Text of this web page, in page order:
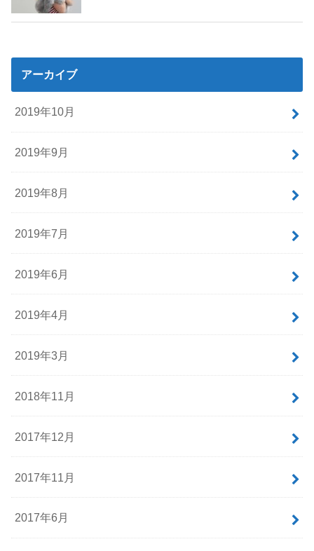
アーカイブ
2019年10月
2019年9月
2019年8月
2019年7月
2019年6月
2019年4月
2019年3月
2018年11月
2017年12月
2017年11月
2017年6月